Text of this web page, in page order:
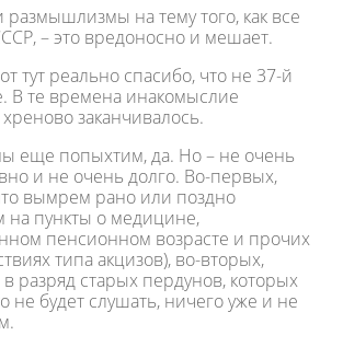
размышлизмы на тему того, как все
– это вредоносно и мешает.
тут реально спасибо, что не 37-й
В те времена инакомыслие
заканчивалось.
еще попыхтим, да. Но – не очень
и не очень долго. Во-первых,
вымрем рано или поздно
на пункты о медицине,
пенсионном возрасте и прочих
типа акцизов), во-вторых,
разряд старых пердунов, которых
не будет слушать, ничего уже и не